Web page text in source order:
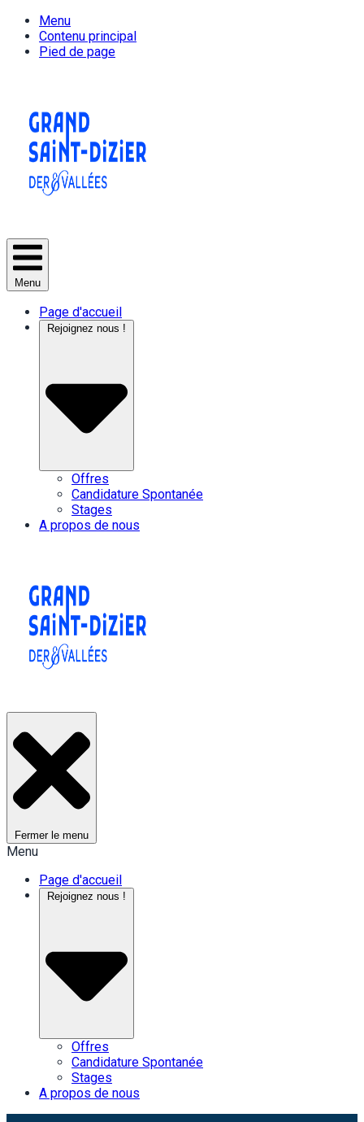
Menu
Contenu principal
Pied de page
Menu
Page d'accueil
Rejoignez nous !
Offres
Candidature Spontanée
Stages
A propos de nous
Fermer le menu
Menu
Page d'accueil
Rejoignez nous !
Offres
Candidature Spontanée
Stages
A propos de nous